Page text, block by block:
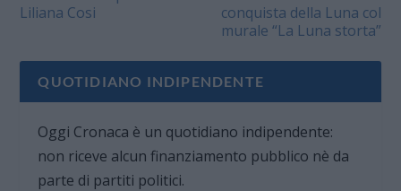
Liliana Cosi
conquista della Luna col
murale “La Luna storta”
QUOTIDIANO INDIPENDENTE
Oggi Cronaca è un quotidiano indipendente:
non riceve alcun finanziamento pubblico nè da
parte di partiti politici.